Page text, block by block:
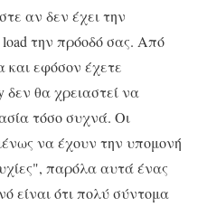
αν δεν έχει την
την πρόοδό σας. Από
και εφόσον έχετε
δεν θα χρειαστεί να
τόσο συχνά. Οι
να έχουν την υπομονή
παρόλα αυτά ένας
είναι ότι πολύ σύντομα